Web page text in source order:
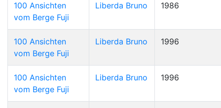
100 Ansichten
vom Berge Fuji
Liberda Bruno 1986
100 Ansichten
vom Berge Fuji
Liberda Bruno 1996
100 Ansichten
vom Berge Fuji
Liberda Bruno 1996